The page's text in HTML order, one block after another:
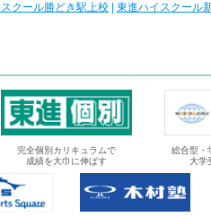
クール勝どき駅上校 東進ハイスクール
完全個別カリキュラムで
成績を大巾に伸ばす
総合型・
大学